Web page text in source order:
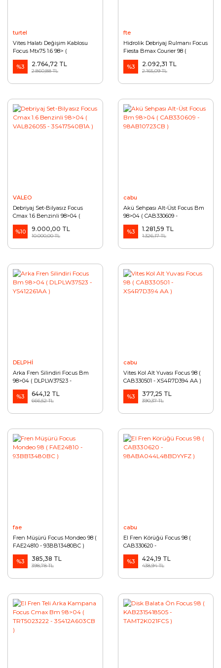
turtel
Vites Halatı Değişim Kablosu
Focus Mtx75 1.6 98> (
TRT50222003 - XS4R7E395BG )
%3
2.764,72 TL
2.860,88 TL
fte
Hidrolik Debriyaj Rulmanı Focus
Fiesta Bmax Courier 98 (
FTEZA2802416 - 8V217A564AD )
%3
2.092,31 TL
2.165,09 TL
VALEO
Debriyaj Set-Bilyasız Focus
Cmax 1.6 Benzinli 98>04 (
VAL826055 - 3S417540B1A )
%10
9.000,00 TL
10.000,00 TL
cabu
Akü Sehpası Alt-Üst Focus Bm
98>04 ( CAB330609 -
98AB10723CB )
%3
1.281,59 TL
1.326,17 TL
DELPHİ
Arka Fren Silindiri Focus Bm
98>04 ( DLPLW37523 -
YS412261AA )
%3
644,12 TL
666,52 TL
cabu
Vites Kol Alt Yuvası Focus 98 (
CAB330501 - XS4R7D394 AA )
%3 377,25 TL
390,37 TL
fae
Fren Müşürü Focus Mondeo 98 (
FAE24810 - 93BB13480BC )
%3 385,38 TL
398,78 TL
cabu
El Fren Körüğü Focus 98 (
CAB330620 -
98ABA044L48BDYYFZ )
%3
424,19 TL
438,94 TL